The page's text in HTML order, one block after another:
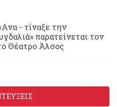
- τίναξε την
παρατείνεται τον
Θέατρο Άλσος